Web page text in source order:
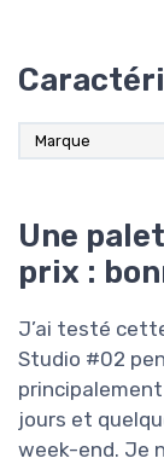
Marque
Une
prix :
J’ai testé
Studio #02
jours et
week-end. Je